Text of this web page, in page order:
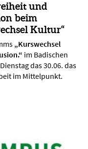
und
beim
Kultur“
„Kurswechsel
im Badischen
das 30.06. das
im Mittelpunkt.